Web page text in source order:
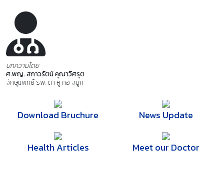
บทความโดย
ศ.พญ. สกาวรัตน์ คุณาวิศรุต
จักษุแพทย์ รพ. ตา หู คอ จมูก
Download Bruchure News Update
Health Articles Meet our Doctor